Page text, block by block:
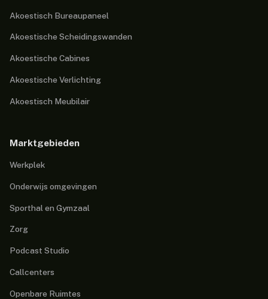
Akoestisch Bureaupaneel
Akoestische Scheidingswanden
Akoestische Cabines
Akoestische Verlichting
Akoestisch Meubilair
Marktgebieden
Werkplek
Onderwijs omgevingen
Sporthal en Gymzaal
Zorg
Podcast Studio
Callcenters
Openbare Ruimtes